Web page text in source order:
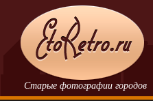
Старые фотографии городов